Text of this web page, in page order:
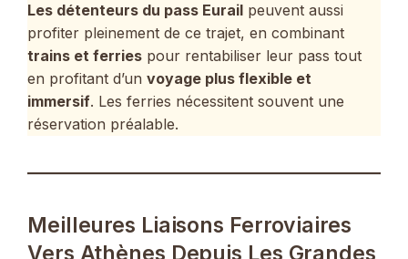
Les détenteurs du pass Eurail peuvent aussi
profiter pleinement de ce trajet, en combinant
trains et ferries pour rentabiliser leur pass tout
en profitant d’un voyage plus flexible et
immersif. Les ferries nécessitent souvent une
réservation préalable.
Meilleures Liaisons Ferroviaires
Vers Athènes Depuis Les Grandes